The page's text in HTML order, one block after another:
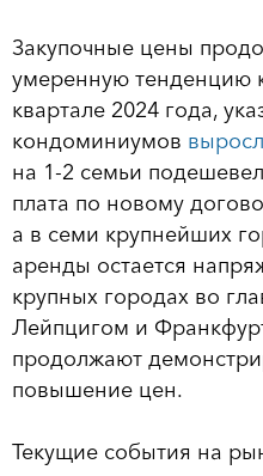
Закупочные цены
умеренную тенденцию
квартале 2024 года,
кондоминиумов
на 1-2 семьи
плата по новому
а в семи крупнейших
аренды остается
крупных городах во
Лейпцигом и
продолжают
повышение цен.
Текущие события на